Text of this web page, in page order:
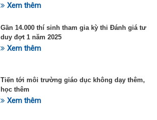
Xem thêm
Gần 14.000 thí sinh tham gia kỳ thi Đánh giá tư
duy đợt 1 năm 2025
Xem thêm
Tiến tới môi trường giáo dục không dạy thêm,
học thêm
Xem thêm